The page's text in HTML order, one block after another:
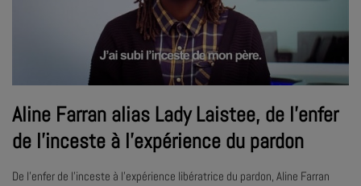
Aline Farran alias Lady Laistee, de l'enfer
de l'inceste à l'expérience du pardon
De l'enfer de l'inceste à l'expérience libératrice du pardon, Aline Farran